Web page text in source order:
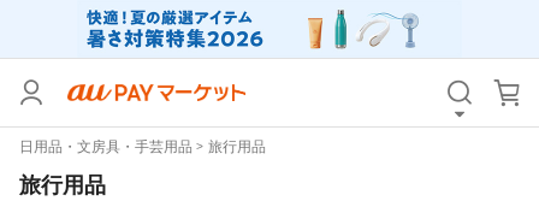
日用品・文房具・手芸用品 旅行用品
旅行用品
カテゴリ すべて
価格